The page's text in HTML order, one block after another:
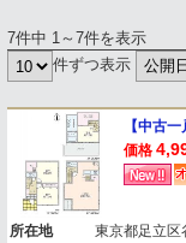
7件中 1～7件を表示
件ずつ表示
【中古
価格
所在地 東京都足立区